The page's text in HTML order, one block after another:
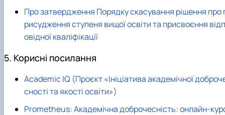
Про затвердження Порядку скасування рішення про
рисудження ступеня вищої освіти та присвоєння відп
овідної кваліфікації
5. Корисні посилання
Academic IQ (Проєкт «Ініціатива академічної
сності та якості освіти»)
Prometheus: Академічна доброчесність: онлайн-